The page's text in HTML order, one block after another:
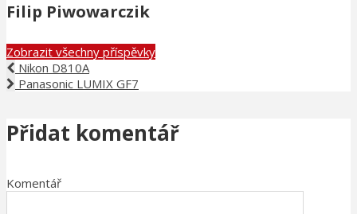
Filip Piwowarczik
Zobrazit všechny příspěvky
Nikon D810A
Panasonic LUMIX GF7
Přidat komentář
Komentář